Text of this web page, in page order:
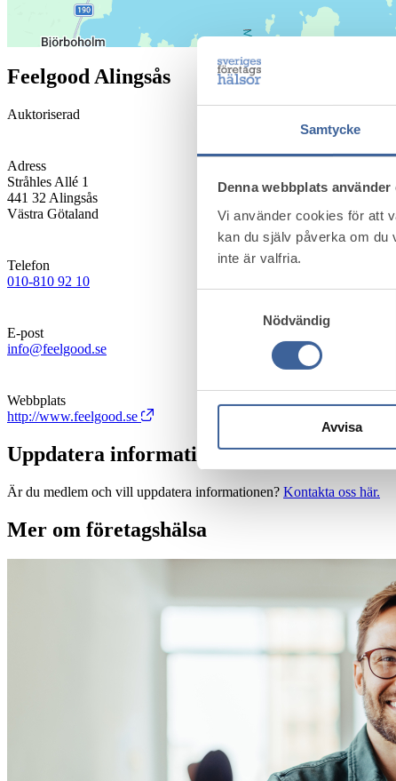
Samtycke
Denna webbplats använder
Vi använder cookies för att
kan du själv påverka om du
inte är valfria.
Nödvändig
Avvisa
Feelgood Alingsås
Auktoriserad
Adress
Stråhles Allé 1
441 32 Alingsås
Västra Götaland
Telefon
010-810 92 10
E-post
info@feelgood.se
Webbplats
http://www.feelgood.se
Uppdatera information
Är du medlem och vill uppdatera informationen? Kontakta oss här.
Mer om företagshälsa